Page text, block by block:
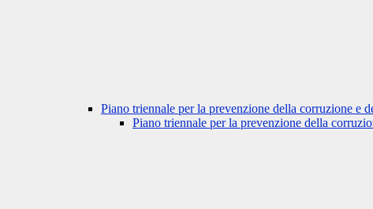
Piano triennale per la prevenzione della corruzione e
Piano triennale per la prevenzione della